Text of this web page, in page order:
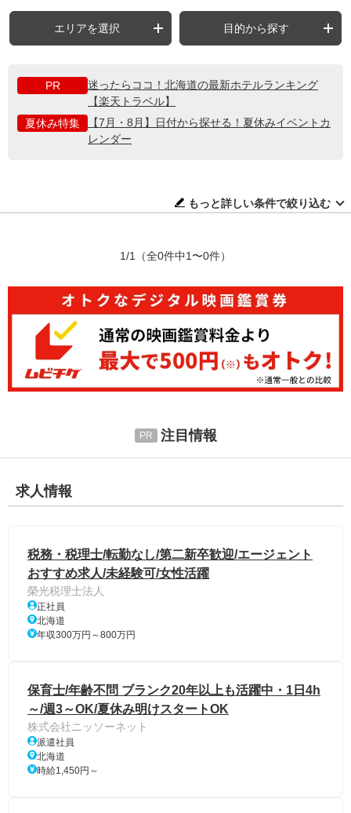
エリアを選択 目的から探す
PR
迷ったらココ！北海道の最新ホテルランキング
【楽天トラベル】
夏休み特集
【7月・8月】日付から探せる！夏休みイベントカ
レンダー
もっと詳しい条件で絞り込む
1/1 （全0件中1〜0件）
注目情報
求人情報
税務・税理士/転勤なし/第二新卒歓迎/エージェント
おすすめ求人/未経験可/女性活躍
榮光税理士法人
正社員
北海道
年収300万円～800万円
保育士/年齢不問 ブランク20年以上も活躍中・1日4h
～/週3～OK/夏休み明けスタートOK
株式会社ニッソーネット
派遣社員
北海道
時給1,450円～